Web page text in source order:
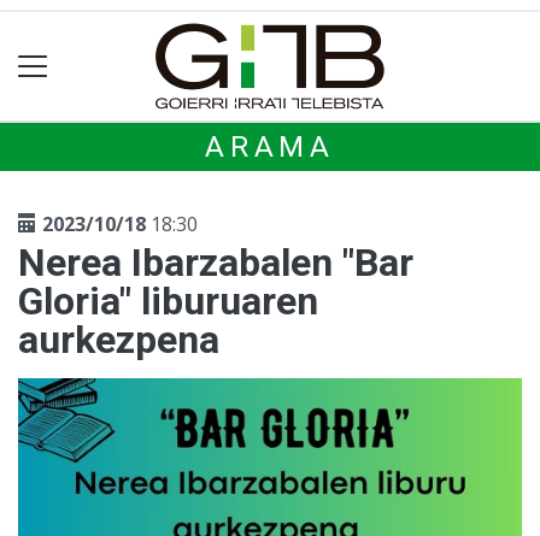
ARAMA
2023/10/18 18:30
Nerea Ibarzabalen "Bar
Gloria" liburuaren
aurkezpena